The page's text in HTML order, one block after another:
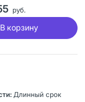
руб.
В корзину
Длинный срок